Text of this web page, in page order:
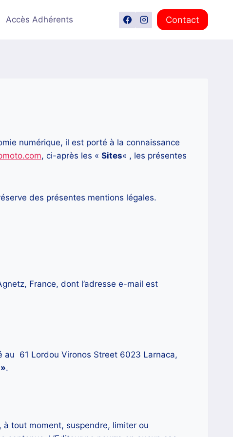
Accès Adhérents Contact
numérique, il est porté à la connaissance
, ci-après les « Sites« , les présentes
des présentes mentions légales.
France, dont l’adresse e-mail est
au 61 Lordou Vironos Street 6023 Larnaca,
.
à tout moment, suspendre, limiter ou